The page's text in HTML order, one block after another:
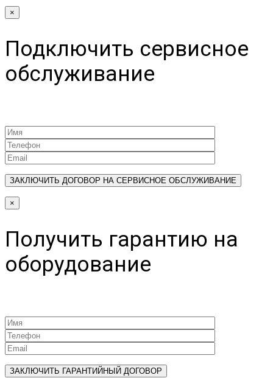
×
Подключить сервисное
обслуживание
×
Получить гарантию на
оборудование